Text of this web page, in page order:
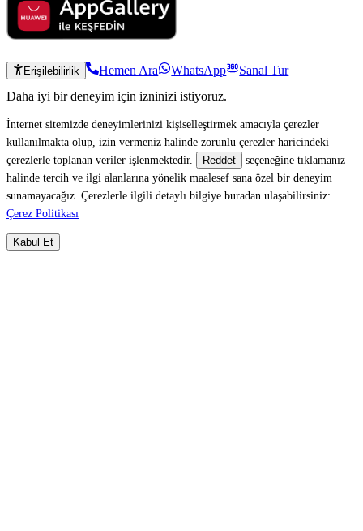
Erişilebilirlik Hemen Ara WhatsApp
Sanal Tur
Daha iyi bir deneyim için izninizi istiyoruz.
İnternet sitemizde deneyimlerinizi kişiselleştirmek amacıyla çerezler
kullanılmakta olup, izin vermeniz halinde zorunlu çerezler haricindeki
çerezlerle toplanan veriler işlenmektedir.
Reddet
seçeneğine tıklamanız
halinde tercih ve ilgi alanlarına yönelik maalesef sana özel bir deneyim
sunamayacağız. Çerezlerle ilgili detaylı bilgiye buradan ulaşabilirsiniz:
Çerez Politikası
Kabul Et